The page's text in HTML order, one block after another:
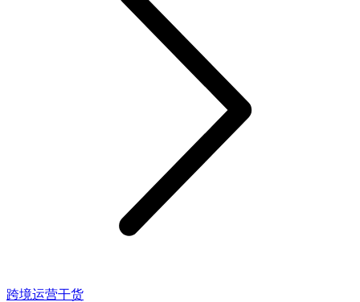
跨境运营干货